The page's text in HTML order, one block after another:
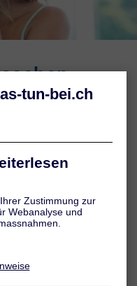
Haut wird
Veranlagung und